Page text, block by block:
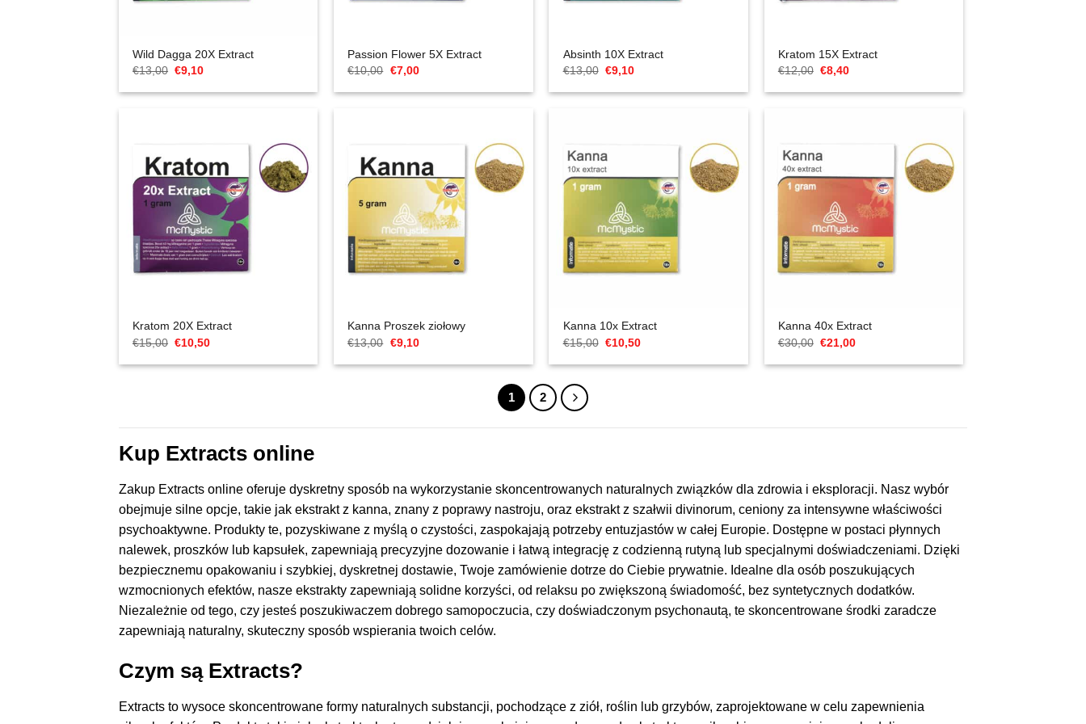
Wild Dagga 20X Extract
€13,00 Cena
wynosiła:
€9,10Aktualna
to:
Passion Flower 5X Extract
€10,00 Cena
wynosiła:
€7,00Aktualna
to:
Absinth 10X Extract
€13,00 Cena
wynosiła:
€9,10Aktualna
to:
Kratom 15X Extract
€12,00 Cena
wynosiła:
€8,40Aktualna
to:
Kratom 20X Extract
€15,00 Cena
Original
wynosiła:
€10,50Aktualna
to:
Kanna Proszek ziołowy
€13,00 Cena
Original
wynosiła:
€9,10Aktualna
to:
Kanna 10x Extract
€15,00 Cena
Original
wynosiła:
€10,50Aktualna
to:
Kanna 40x Extract
€30,00 Cena
Original
wynosiła:
€21,00Aktualna
to:
1 2
Kup Extracts online
Zakup Extracts online oferuje dyskretny sposób na wykorzystanie skoncentrowanych naturalnych związków dla zdrowia i eksploracji. Nasz wybór
obejmuje silne opcje, takie jak ekstrakt z kanna, znany z poprawy nastroju, oraz ekstrakt z szałwii divinorum, ceniony za intensywne właściwości
psychoaktywne. Produkty te, pozyskiwane z myślą o czystości, zaspokajają potrzeby entuzjastów w całej Europie. Dostępne w postaci płynnych
nalewek, proszków lub kapsułek, zapewniają precyzyjne dozowanie i łatwą integrację z codzienną rutyną lub specjalnymi doświadczeniami. Dzięki
bezpiecznemu opakowaniu i szybkiej, dyskretnej dostawie, Twoje zamówienie dotrze do Ciebie prywatnie. Idealne dla osób poszukujących
wzmocnionych efektów, nasze ekstrakty zapewniają solidne korzyści, od relaksu po zwiększoną świadomość, bez syntetycznych dodatków.
Niezależnie od tego, czy jesteś poszukiwaczem dobrego samopoczucia, czy doświadczonym psychonautą, te skoncentrowane środki zaradcze
zapewniają naturalny, skuteczny sposób wspierania twoich celów.
Czym są Extracts?
Extracts to wysoce skoncentrowane formy naturalnych substancji, pochodzące z ziół, roślin lub grzybów, zaprojektowane w celu zapewnienia